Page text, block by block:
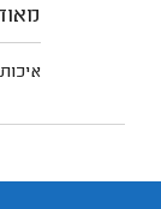
איכות